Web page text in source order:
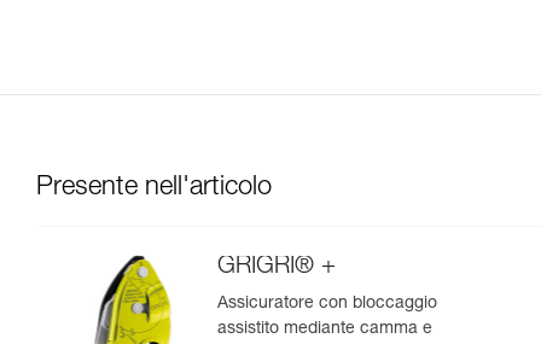
Presente nell'articolo
GRIGRI® +
Assicuratore con bloccaggio
assistito mediante camma e